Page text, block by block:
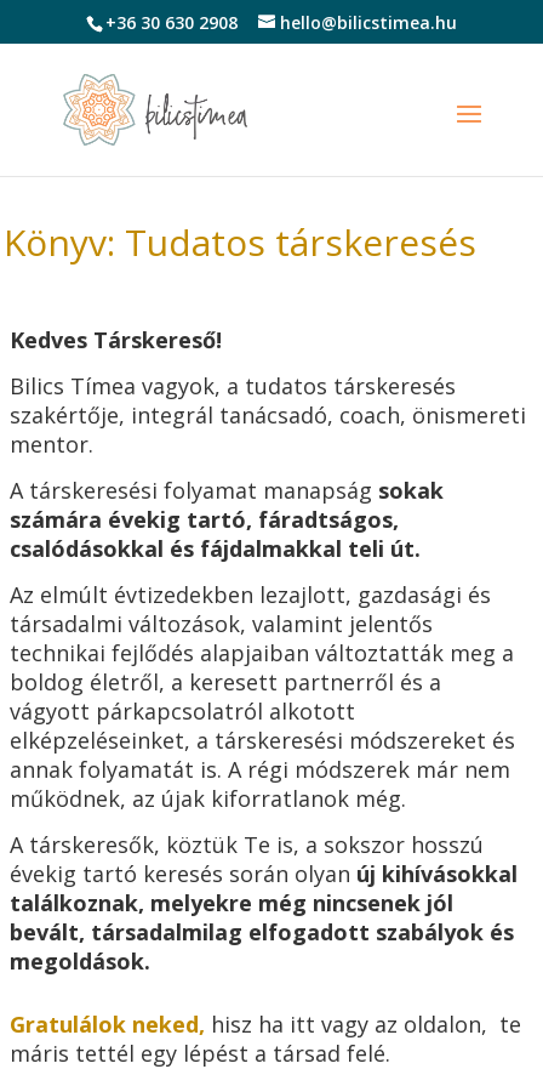
+36 30 630 2908 hello@bilicstimea.hu
Könyv: Tudatos társkeresés
Kedves Társkereső!
Bilics Tímea vagyok, a tudatos társkeresés
szakértője, integrál tanácsadó, coach, önismereti
mentor.
A társkeresési folyamat manapság sokak
számára évekig tartó, fáradtságos,
csalódásokkal és fájdalmakkal teli út.
Az elmúlt évtizedekben lezajlott, gazdasági és
társadalmi változások, valamint jelentős
technikai fejlődés alapjaiban változtatták meg a
boldog életről, a keresett partnerről és a
vágyott párkapcsolatról alkotott
elképzeléseinket, a társkeresési módszereket és
annak folyamatát is. A régi módszerek már nem
működnek, az újak kiforratlanok még.
A társkeresők, köztük Te is, a sokszor hosszú
évekig tartó keresés során olyan új kihívásokkal
találkoznak, melyekre még nincsenek jól
bevált, társadalmilag elfogadott szabályok és
megoldások.
Gratulálok neked, hisz ha itt vagy az oldalon, te
máris tettél egy lépést a társad felé.